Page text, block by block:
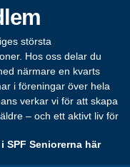
största
Hos oss delar du
närmare en kvarts
i föreningar över hela
verkar vi för att skapa
– och ett aktivt liv för
SPF Seniorerna här